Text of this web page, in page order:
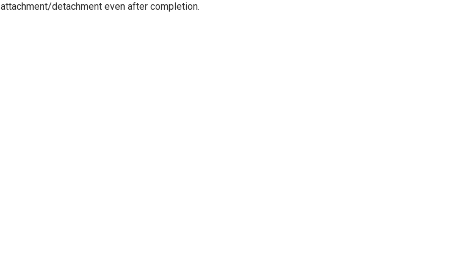
attachment/detachment even after completion.